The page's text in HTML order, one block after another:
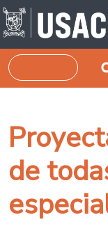
Pasar al contenido
Buscar
de